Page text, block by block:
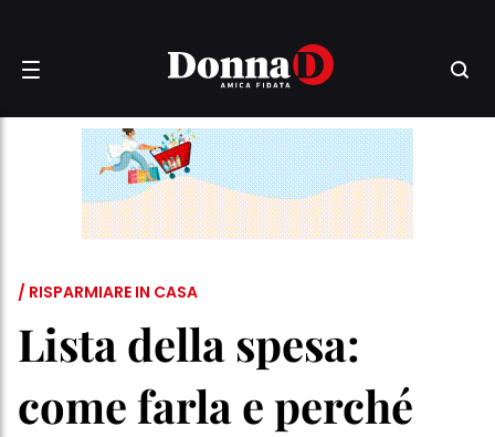
/ RISPARMIARE IN CASA
Lista della spesa:
come farla e perché